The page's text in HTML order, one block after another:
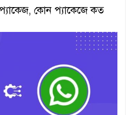
প্যাকেজ, কোন প্যাকেজে কত